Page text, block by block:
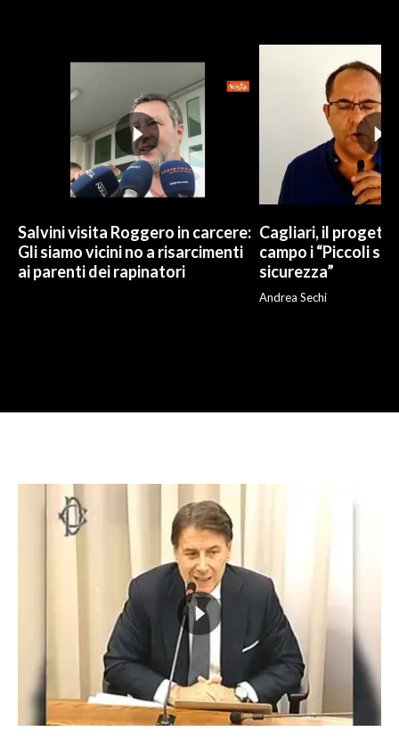
Salvini visita Roggero in carcere:
Gli siamo vicini no a risarcimenti
ai parenti dei rapinatori
Cagliari, il
campo i “Piccoli
sicurezza”
Andrea Sechi